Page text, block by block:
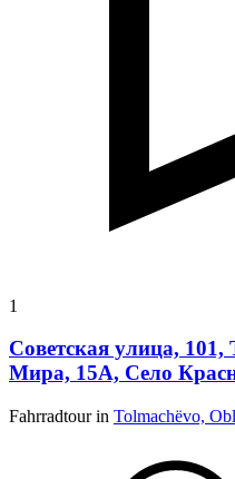
1
Советская улица,
Мира, 15А, Село
Fahrradtour in Tolmachëvo,